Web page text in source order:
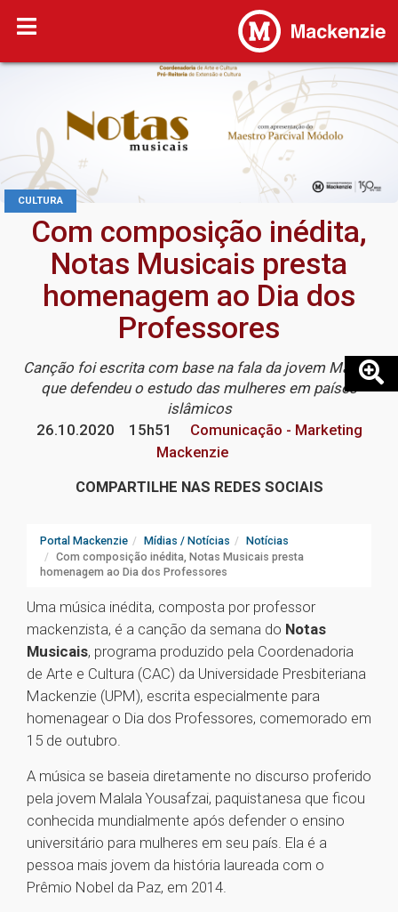
CULTURA
Com composição inédita,
Notas Musicais presta
homenagem ao Dia dos
Professores
Canção foi escrita com base na fala da jovem Malala,
que defendeu o estudo das mulheres em países
islâmicos
26.10.2020
15h51
Comunicação - Marketing
Mackenzie
COMPARTILHE NAS REDES SOCIAIS
Portal Mackenzie Mídias / Notícias
Notícias
Com composição inédita, Notas Musicais presta
homenagem ao Dia dos Professores
Uma música inédita, composta por professor
mackenzista, é a canção da semana do Notas
Musicais, programa produzido pela Coordenadoria
de Arte e Cultura (CAC) da Universidade Presbiteriana
Mackenzie (UPM), escrita especialmente para
homenagear o Dia dos Professores, comemorado em
15 de outubro.
A música se baseia diretamente no discurso proferido
pela jovem Malala Yousafzai, paquistanesa que ficou
conhecida mundialmente após defender o ensino
universitário para mulheres em seu país. Ela é a
pessoa mais jovem da história laureada com o
Prêmio Nobel da Paz, em 2014.